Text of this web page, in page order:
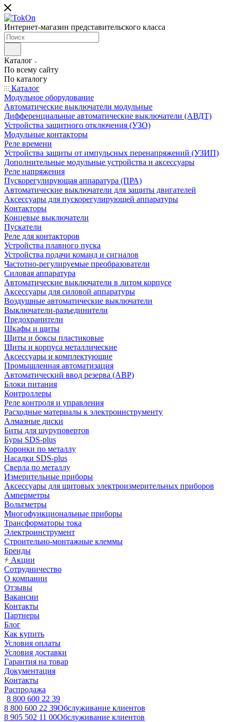
Интернет-магазин представительского класса
Каталог
По всему сайту
По каталогу
Каталог
Модульное оборудование
Автоматические выключатели модульные
Дифференциальные автоматические выключатели (АВДТ)
Устройства защитного отключения (УЗО)
Модульные контакторы
Реле времени
Устройства защиты от импульсных перенапряжений (УЗИП)
Дополнительные модульные устройства и аксессуары
Реле напряжения
Пускорегулирующая аппаратура (ПРА)
Автоматические выключатели для защиты двигателей
Аксессуары для пускорегулирующей аппаратуры
Контакторы
Концевые выключатели
Пускатели
Реле для контакторов
Устройства плавного пуска
Устройства подачи команд и сигналов
Частотно-регулируемые преобразователи
Силовая аппаратура
Автоматические выключатели в литом корпусе
Аксессуары для силовой аппаратуры
Воздушные автоматические выключатели
Выключатели-разъединители
Предохранители
Шкафы и щиты
Щиты и боксы пластиковые
Щиты и корпуса металлические
Аксессуары и комплектующие
Промышленная автоматизация
Автоматический ввод резерва (АВР)
Блоки питания
Контроллеры
Реле контроля и управления
Расходные материалы к электроинструменту
Алмазные диски
Биты для шуруповертов
Буры SDS-plus
Коронки по металлу
Насадки SDS-plus
Сверла по металлу
Измерительные приборы
Аксессуары для щитовых электроизмерительных приборов
Амперметры
Вольтметры
Многофункциональные приборы
Трансформаторы тока
Электроинструмент
Строительно-монтажные клеммы
Бренды
Акции
Сотрудничество
О компании
Отзывы
Вакансии
Контакты
Партнеры
Блог
Как купить
Условия оплаты
Условия доставки
Гарантия на товар
Документация
Контакты
Распродажа
8 800 600 22 39
8 800 600 22 39Обслуживание клиентов
8 905 502 11 00Обслуживание клиентов